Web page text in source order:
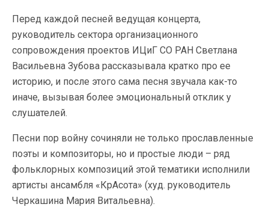
Перед каждой песней ведущая концерта,
руководитель сектора организационного
сопровождения проектов ИЦиГ СО РАН Светлана
Васильевна Зубова рассказывала кратко про ее
историю, и после этого сама песня звучала как-то
иначе, вызывая более эмоциональный отклик у
слушателей.
Песни пор войну сочиняли не только прославленные
поэты и композиторы, но и простые люди – ряд
фольклорных композиций этой тематики исполнили
артисты ансамбля «КрАсота» (худ. руководитель
Черкашина Мария Витальевна).